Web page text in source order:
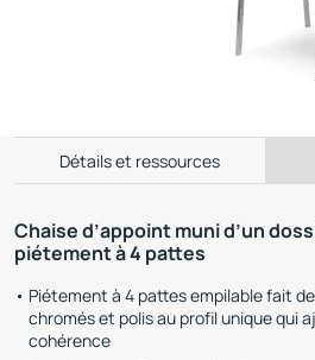
Détails et ressources
Chaise d’appoint muni d’un
piétement à 4 pattes
Piétement à 4 pattes empilable fait
chromés et polis au profil unique qui
cohérence